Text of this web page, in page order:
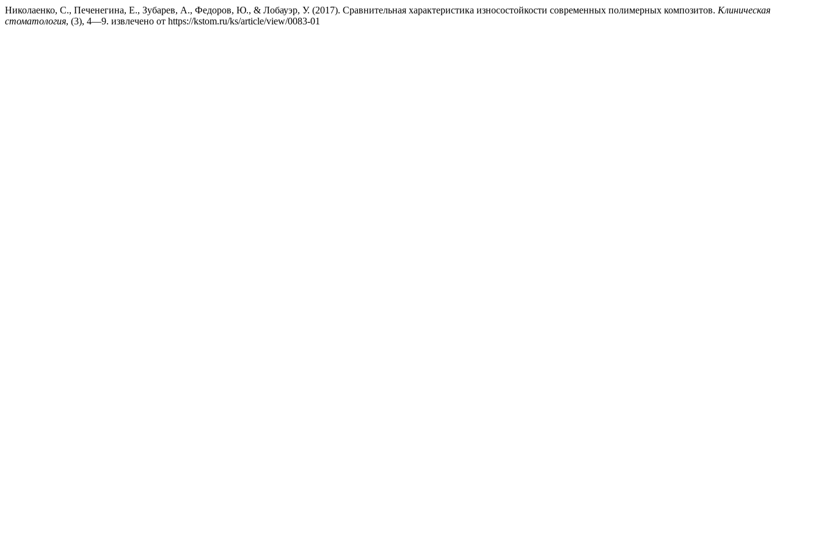
Николаенко, С., Печенегина, Е., Зубарев, А., Федоров, Ю., & Лобауэр, У. (2017). Сравнительная характеристика износостойкости современных полимерных композитов. Клиническая
стоматология, (3), 4—9. извлечено от https://kstom.ru/ks/article/view/0083-01